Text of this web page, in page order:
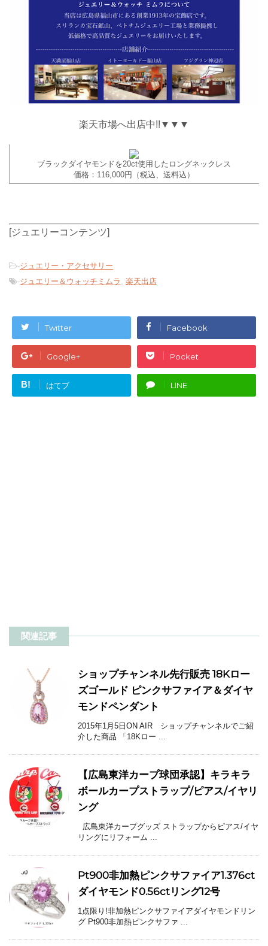
楽天市場へ出店中!!▼▼▼
ブラックダイヤモンドを20ct使用したロングネックレス
価格：116,000円（税込、送料込）
[ジュエリーコンテンツ]
-ジュエリー・アクセサリー
-ジュエリー＆ウォッチミムラ , 楽天出店
Twitter Facebook
Google+ Pocket
B! はてブ LINE
関連記事
ショップチャンネル先行販売 18Kロー
ズゴールド ピンクサファイア＆ダイヤ
モンドペンダント
2015年1月5日ON AIR ショップチャンネルでご紹
介した商品 「18Kロー ...
【広島東洋カープ球団承認】キラキラ
ボールカープストラップ/ピアス/イヤリ
ング
広島東洋カープグッズ ストラップからピアス/イヤ
リングにリフォーム ...
Pt900非加熱ピンクサファイア1.376ct
ダイヤモンド0.56ctリング12号
1点限り!非加熱ピンクサファイアダイヤモンドリン
グ Pt900非加熱ピンクサファ ...